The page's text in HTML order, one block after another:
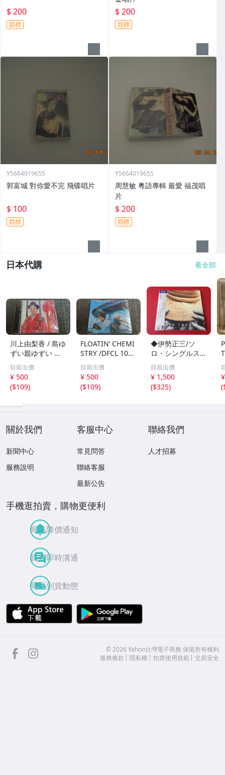
$ 200
競標
$ 200
競標
Y5664019655
郭富城 對你愛不完 飛碟唱片
$ 100
競標
Y5664019655
周慧敏 粵語專輯 最愛 福茂唱
片
$ 200
競標
日本代購 看全部
川上由梨香 / 島ゆ
ずい親ゆずい 民
謡 CD /1A204
目前出價
¥ 500
($109)
FLOATIN’ CHEMI
STRY /DFCL 107
3/CD/1A203
目前出價
¥ 500
($109)
◆伊勢正三/ソ
ロ・シングルス・
プラス【Blu-spe
c CD】紙ジャケ
ット仕様 帯付/FL
CF-5023 ＃Q08
目前出價
¥ 1,500
($325)
(
關於我們
新聞中心
服務說明
客服中心
常見問答
聯絡客服
最新公告
聯絡我們
人才招募
手機逛拍賣，購物更便利
商品降價通知
買賣即時溝通
商品到貨動態
APP Store
facebook ©2026 Yahoo台灣電子商務 保留所有權利
服務條款
隱私權 拍賣使用規範 交易安全